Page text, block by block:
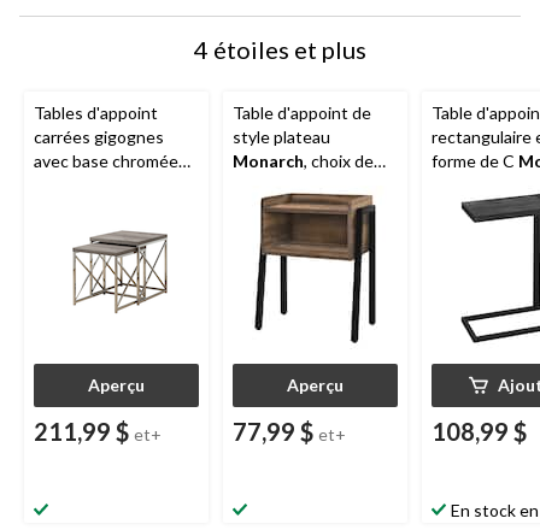
4 étoiles et plus
Tables d'appoint
carrées gigognes
avec base chromée
Aperçu
211,99 $ et+
Table d'appoint de
style plateau
Monarch, choix de
Aperçu
77,99 $ et+
Table
rectangulaire
forme de C
108,99 $
En stock